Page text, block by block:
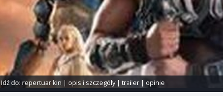
Idź do: repertuar kin | opis i szczegóły| trailer| opinie